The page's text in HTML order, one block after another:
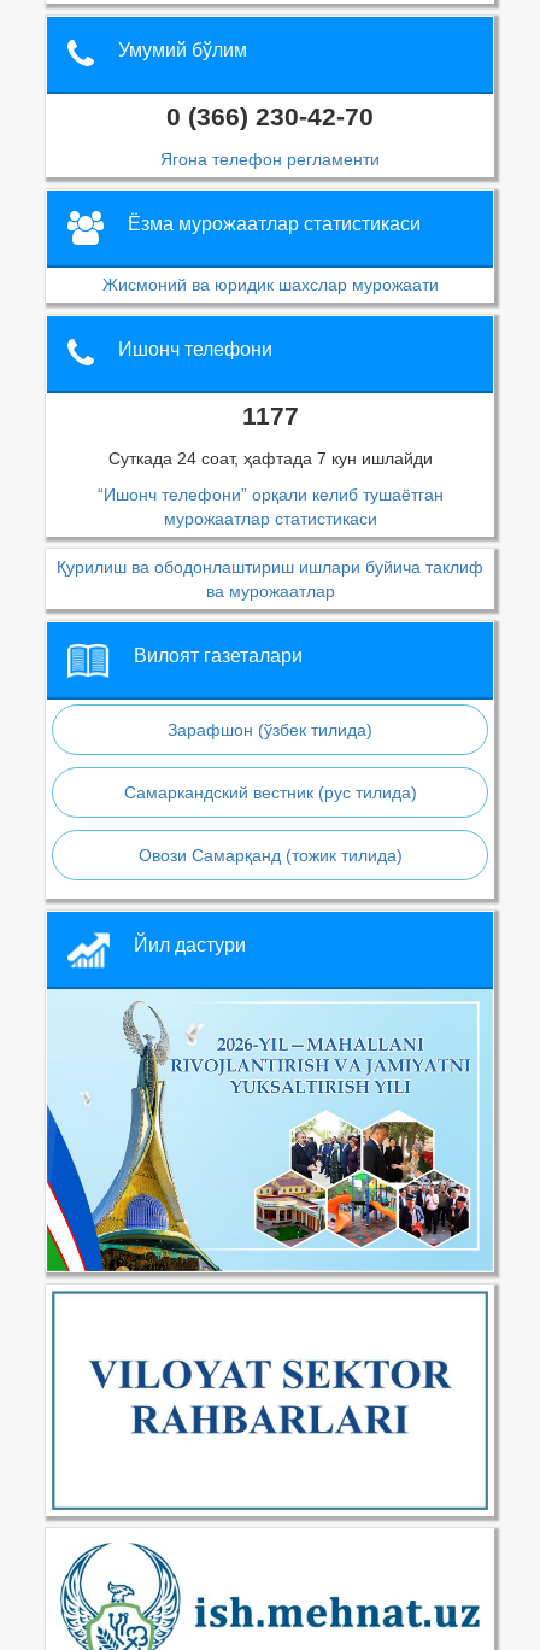
Умумий бўлим
0 (366) 230-42-70
Ягона телефон регламенти
Ёзма мурожаатлар статистикаси
Жисмоний ва юридик шахслар мурожаати
Ишонч телефони
1177
Суткада 24 соат, ҳафтада 7 кун ишлайди
“Ишонч телефони” орқали келиб тушаётган
мурожаатлар статистикаси
Қурилиш ва ободонлаштириш ишлари буйича таклиф
ва мурожаатлар
Вилоят газеталари
Зарафшон (ўзбек тилида)
Самаркандский вестник (рус тилида)
Овози Самарқанд (тожик тилида)
Йил дастури